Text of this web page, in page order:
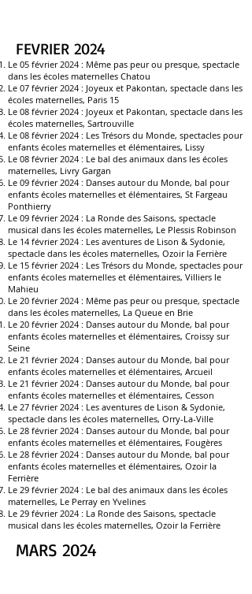
FEVRIER 2024
Le 05 février 2024 : Même pas peur ou presque, spectacle
dans les écoles maternelles Chatou
Le 07 février 2024 : Joyeux et Pakontan, spectacle dans les
écoles maternelles, Paris 15
Le 08 février 2024 : Joyeux et Pakontan, spectacle dans les
écoles maternelles, Sartrouville
Le 08 février 2024 : Les Trésors du Monde, spectacles pour
enfants écoles maternelles et élémentaires, Lissy
Le 08 février 2024 : Le bal des animaux dans les écoles
maternelles, Livry Gargan
Le 09 février 2024 : Danses autour du Monde, bal pour
enfants écoles maternelles et élémentaires, St Fargeau
Ponthierry
Le 09 février 2024 : La Ronde des Saisons, spectacle
musical dans les écoles maternelles, Le Plessis Robinson
Le 14 février 2024 : Les aventures de Lison & Sydonie,
spectacle dans les écoles maternelles, Ozoir la Ferrière
Le 15 février 2024 : Les Trésors du Monde, spectacles pour
enfants écoles maternelles et élémentaires, Villiers le
Mahieu
Le 20 février 2024 : Même pas peur ou presque, spectacle
dans les écoles maternelles, La Queue en Brie
Le 20 février 2024 : Danses autour du Monde, bal pour
enfants écoles maternelles et élémentaires, Croissy sur
Seine
Le 21 février 2024 : Danses autour du Monde, bal pour
enfants écoles maternelles et élémentaires, Arcueil
Le 21 février 2024 : Danses autour du Monde, bal pour
enfants écoles maternelles et élémentaires, Cesson
Le 27 février 2024 : Les aventures de Lison & Sydonie,
spectacle dans les écoles maternelles, Orry-La-Ville
Le 28 février 2024 : Danses autour du Monde, bal pour
enfants écoles maternelles et élémentaires, Fougères
Le 28 février 2024 : Danses autour du Monde, bal pour
enfants écoles maternelles et élémentaires, Ozoir la
Ferrière
Le 29 février 2024 : Le bal des animaux dans les écoles
maternelles, Le Perray en Yvelines
Le 29 février 2024 : La Ronde des Saisons, spectacle
musical dans les écoles maternelles, Ozoir la Ferrière
MARS 2024